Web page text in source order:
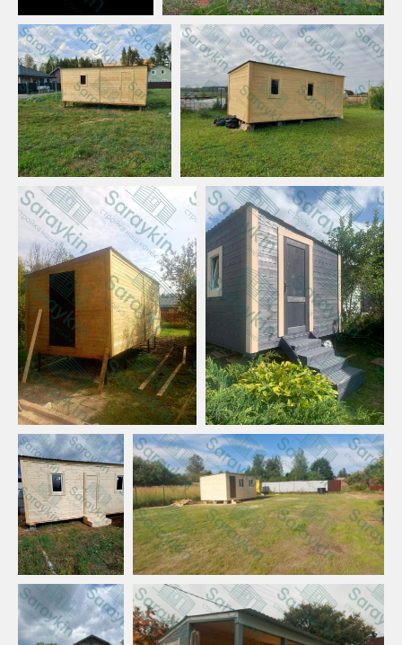
Гарантия действует на работу
в течении 3 лет, на качество
материала в момент приемки.
В случае возникновения гарантийных
случаев обращайтесь в службу
поддержки, мы постараемся решить
все вс рок до 7 дней.